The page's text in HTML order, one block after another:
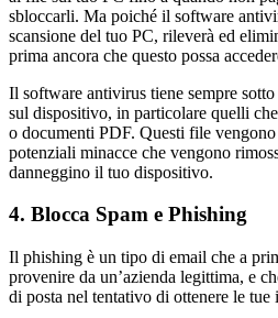
sbloccarli. Ma poiché il software
scansione del tuo PC, rileverà ed
prima ancora che questo possa
Il software antivirus tiene sempre
sul dispositivo, in particolare quelli
o documenti PDF. Questi file
potenziali minacce che vengono
danneggino il tuo dispositivo.
4. Blocca Spam e Phishing
Il phishing è un tipo di email che a
provenire da un’azienda legittima, e
di posta nel tentativo di ottenere le